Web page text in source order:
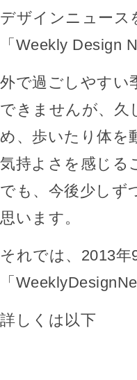
デザインニュース
「Weekly Design
外で過ごしやすい
できませんが、久
め、歩いたり体を
気持よさを感じる
でも、今後少しず
思います。
それでは、2013年
「
詳しくは以下